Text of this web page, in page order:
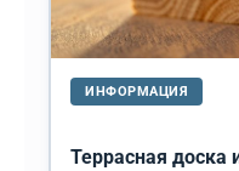
ИНФОРМАЦИЯ
Террасная доска